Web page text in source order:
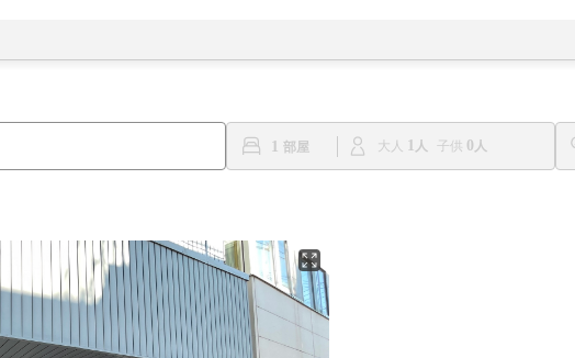
1 大人 1 子供 0